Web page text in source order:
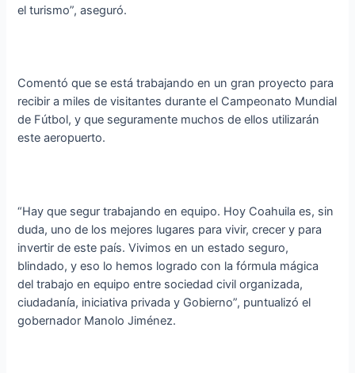
el turismo”, aseguró.
Comentó que se está trabajando en un gran proyecto para
recibir a miles de visitantes durante el Campeonato Mundial
de Fútbol, y que seguramente muchos de ellos utilizarán
este aeropuerto.
“Hay que segur trabajando en equipo. Hoy Coahuila es, sin
duda, uno de los mejores lugares para vivir, crecer y para
invertir de este país. Vivimos en un estado seguro,
blindado, y eso lo hemos logrado con la fórmula mágica
del trabajo en equipo entre sociedad civil organizada,
ciudadanía, iniciativa privada y Gobierno”, puntualizó el
gobernador Manolo Jiménez.